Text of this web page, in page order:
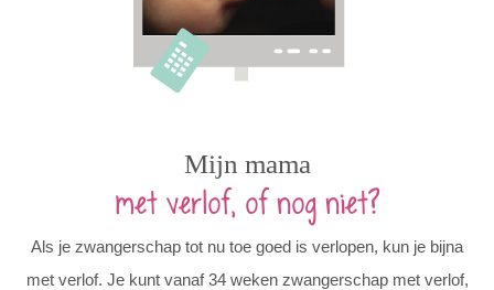
Mijn mama
met verlof, of nog niet?
Als je zwangerschap tot nu toe goed is verlopen, kun je bijna
met verlof. Je kunt vanaf 34 weken zwangerschap met verlof,